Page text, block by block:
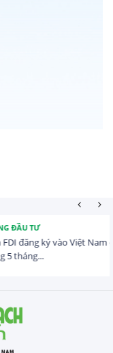
Nam đạt gần 25 tỷ